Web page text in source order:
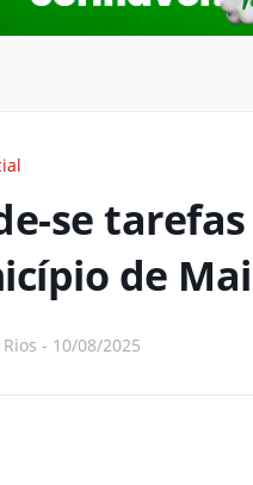
se
de
- 10/08/2025